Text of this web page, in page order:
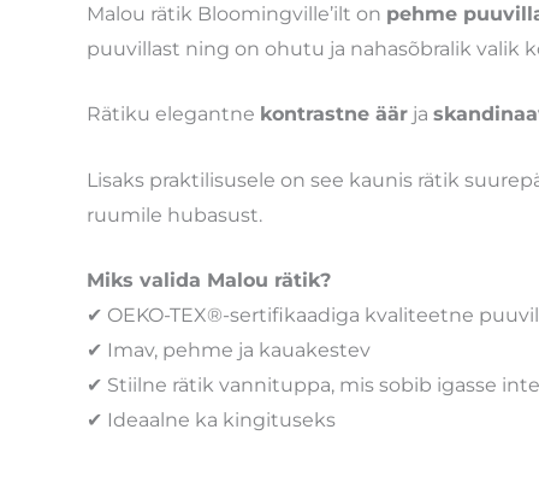
Malou rätik Bloomingville’ilt on pehme
puuvillast ning on ohutu ja nahasõbralik valik
Rätiku elegantne kontrastne äär ja
Lisaks praktilisusele on see kaunis rätik
ruumile hubasust.
Miks valida Malou rätik?
✔ OEKO-TEX®-sertifikaadiga kvaliteetne puuvill
✔ Imav, pehme ja kauakestev
✔ Stiilne rätik vannituppa, mis sobib igasse
✔ Ideaalne ka kingituseks